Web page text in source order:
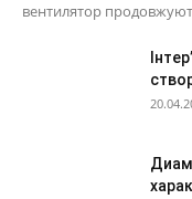
вентилятор